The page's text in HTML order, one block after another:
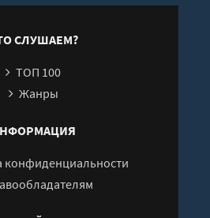
СЛУШАЕМ?
ТОП 100
Жанры
конфиденциальности